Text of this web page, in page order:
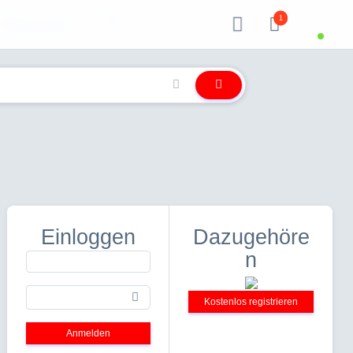
1
Einloggen
Dazugehöre
n
Kostenlos registrieren